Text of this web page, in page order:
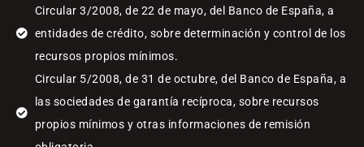
Circular 3/2008, de 22 de mayo, del Banco de España, a
entidades de crédito, sobre determinación y control de los
recursos propios mínimos.
Circular 5/2008, de 31 de octubre, del Banco de España, a
las sociedades de garantía recíproca, sobre recursos
propios mínimos y otras informaciones de remisión